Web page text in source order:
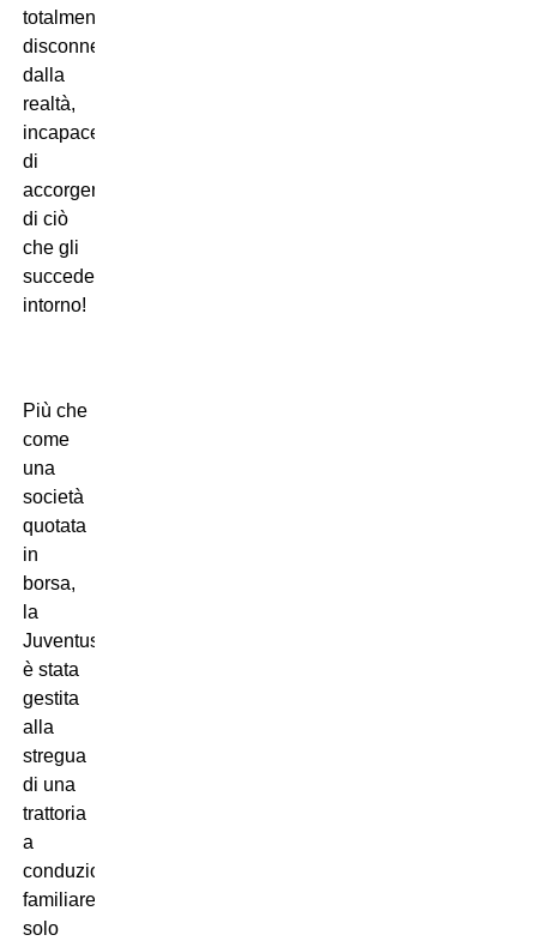
totalmente
disconnesso
dalla
realtà,
incapace
di
accorgersi
di ciò
che gli
succedeva
intorno!
Più che
come
una
società
quotata
in
borsa,
la
Juventus
è stata
gestita
alla
stregua
di una
trattoria
a
conduzione
familiare:
solo